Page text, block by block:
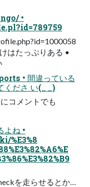
•
はたっぷりある •
• 間違っている
くださ い(_ _)
コメントでも
よね •
%E3%8
を走らせるとか…